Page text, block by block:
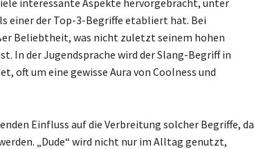
einer der Top-3-Begriffe etabliert hat. Bei
Beliebtheit, was nicht zuletzt seinem hohen
In der Jugendsprache wird der Slang-Begriff in
oft um eine gewisse Aura von Coolness und
Einfluss auf die Verbreitung solcher Begriffe, da
„Dude“ wird nicht nur im Alltag genutzt,